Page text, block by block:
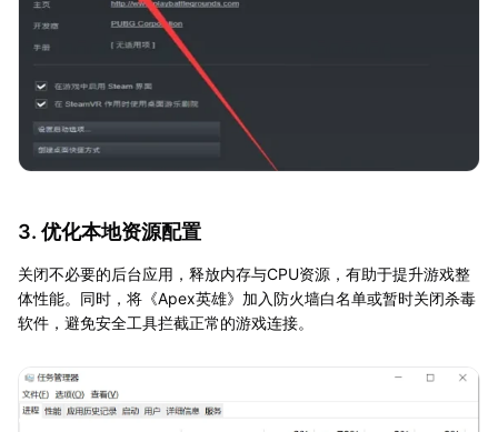
3. 优化本地资源配置
关闭不必要的后台应用，释放内存与CPU资源，有助于提升游戏整
体性能。同时，将《Apex英雄》加入防火墙白名单或暂时关闭杀毒
软件，避免安全工具拦截正常的游戏连接。